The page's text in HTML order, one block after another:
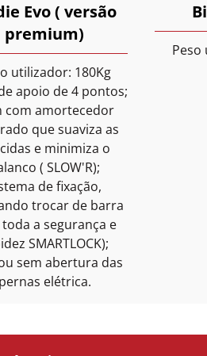
Evo ( versão
premium)
utilizador: 180Kg
apoio de 4 pontos;
com amortecedor
que suaviza as
e minimiza o
( SLOW'R);
de fixação,
trocar de barra
a segurança e
SMARTLOCK);
sem abertura das
pernas elétrica.
Peso